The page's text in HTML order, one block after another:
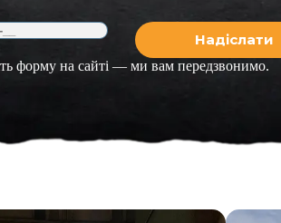
форму на сайті — ми вам передзвонимо.